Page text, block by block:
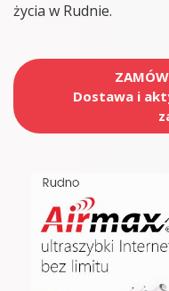
życia w Rudnie.
Dostawa i